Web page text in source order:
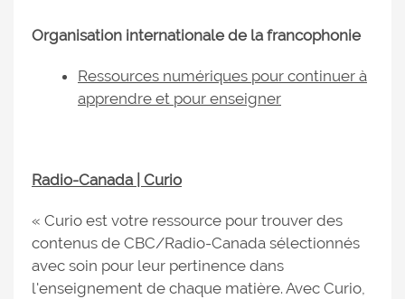
Organisation internationale de la francophonie
Ressources numériques pour continuer à
apprendre et pour enseigner
Radio-Canada | Curio
« Curio est votre ressource pour trouver des
contenus de CBC/Radio-Canada sélectionnés
avec soin pour leur pertinence dans
l'enseignement de chaque matière. Avec Curio,